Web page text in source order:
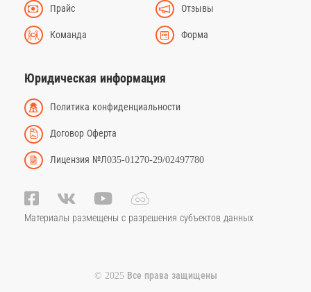
Прайс Отзывы
Команда Форма
Юридическая информация
Политика конфиденциальности
Договор Оферта
Лицензия №Л035-01270-29/02497780
Материалы размещены с разрешения субъектов данных
© 2025 Все права защищены